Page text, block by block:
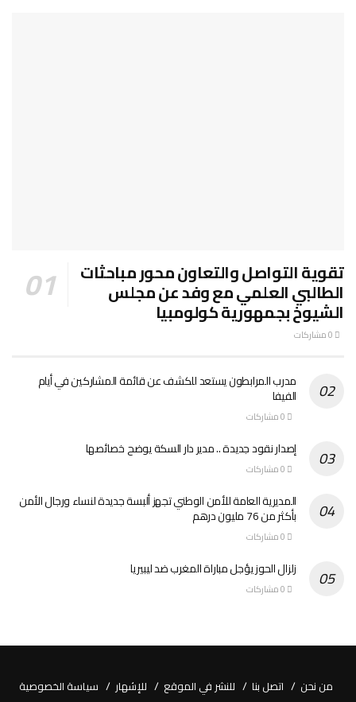
تقوية التواصل والتعاون محور مباحثات
الطالبي العلمي مع وفد عن مجلس
الشيوخ بجمهورية كولومبيا
مدرب المرابطون يستعد للكشف عن قائمة المشاركين في أيام
الفيفا
إصدار نقود جديدة .. مدير دار السكة يوضح خصائصها
المديرية العامة للأمن الوطني تجهز ألبسة جديدة لنساء ورجال الأمن
بأكثر من 76 مليون درهم
زلزال الحوز يؤجل مباراة المغرب ضد ليبيريا
من نحن اتصل بنا للنشر في الموقع للإشهار سياسة الخصوصية